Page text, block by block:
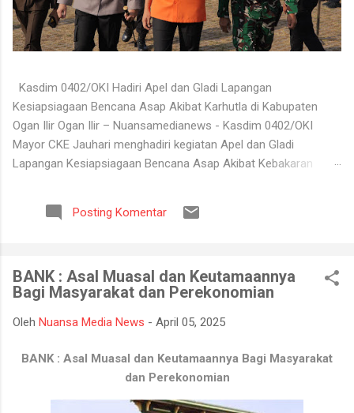
Kasdim 0402/OKI Hadiri Apel dan Gladi Lapangan
Kesiapsiagaan Bencana Asap Akibat Karhutla di Kabupaten
Ogan Ilir Ogan Ilir – Nuansamedianews - Kasdim 0402/OKI
Mayor CKE Jauhari menghadiri kegiatan Apel dan Gladi
Lapangan Kesiapsiagaan Bencana Asap Akibat Kebakaran
yang digelar di Lapangan Upacara Komplek Perkantoran
Terpadu (KPT) Tanjung Senai, Kabupaten Ogan Ilir, Selasa
bencana asap akibat kebakaran hutan dan lahan yang kerap
terjadi pada musim kemarau. Apel dan gladi lapangan diikuti
oleh unsur TNI, Polri, BPBD, Manggala Agni, Dinas Pemadam
elemen masyarakat. Melalui kegiatan ini, seluruh peserta
mendapatkan gambaran mengenai mekanisme penanganan
personel dan peralatan, hingga simulasi pe...
Posting Komentar
BANK : Asal Muasal dan Keutamaannya
Bagi Masyarakat dan Perekonomian
Oleh Nuansa Media News - April 05, 2025
BANK : Asal Muasal dan Keutamaannya Bagi Masyarakat
dan Perekonomian